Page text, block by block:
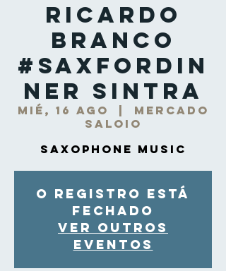
Ricardo
Branco
#SaxForDin
ner Sintra
mié, 16 ago
Mercado
Saloio
Saxophone Music
O registro está
fechado
Ver outros
eventos